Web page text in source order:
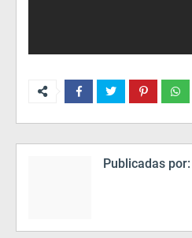
Publicadas por: